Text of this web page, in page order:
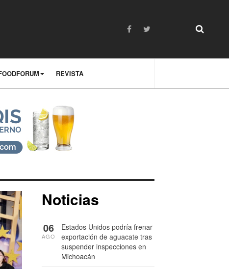
REVISTA
Noticias
Estados Unidos podría frenar
exportación de aguacate tras
suspender inspecciones en
Michoacán
06
AGO